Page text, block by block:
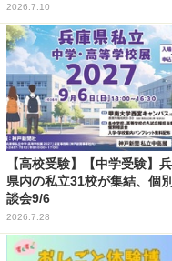
2026.7.10
【高校受験】【中学受験】
県内の私立31校が集結、個
談会9/6
2026.7.28